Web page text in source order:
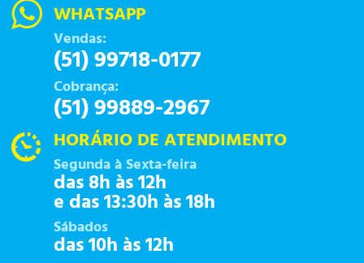
WHATSAPP
Vendas:
(51) 99718-0177
Cobrança:
(51) 99889-2967
HORÁRIO DE ATENDIMENTO
Segunda à Sexta-feira
das 8h às 12h
e das 13:30h às 18h
Sábados
das 10h às 12h